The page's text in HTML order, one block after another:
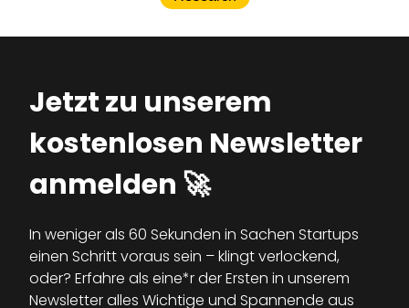
Jetzt zu unserem
kostenlosen Newsletter
anmelden 🚀
In weniger als 60 Sekunden in Sachen Startups
einen Schritt voraus sein – klingt verlockend,
oder? Erfahre als eine*r der Ersten in unserem
Newsletter alles Wichtige und Spannende aus